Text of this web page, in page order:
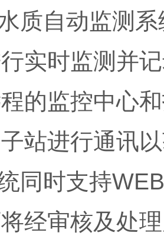
质自动监测
实时监测并
程的监控中心
站进行通讯
同时支持
经审核及处